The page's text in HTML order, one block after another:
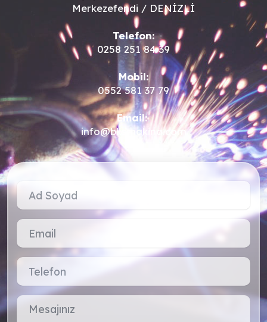
Merkezefendi / DENİZLİ
Telefon:
0258 251 84 39
Mobil:
0552 581 37 79
Email:
info@bksmakina.com